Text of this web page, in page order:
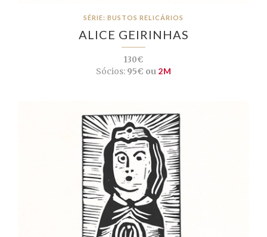
SÉRIE: BUSTOS RELICÁRIOS
ALICE GEIRINHAS
130€
Sócios:95€ ou 2M